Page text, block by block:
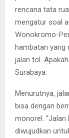
rencana tata
mengatur soal
Wonokromo-
hambatan yang
jalan tol.
Surabaya.
Menurutnya,
bisa dengan
monorel.
diwujudkan